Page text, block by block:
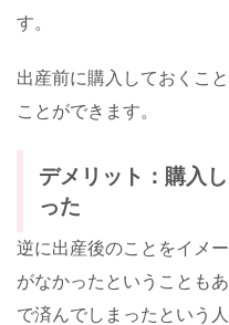
す。
出産前に購入しておくこ
ことができます。
デメリット：購入
った
逆に出産後のことをイメ
がなかったということも
で済んでしまったという